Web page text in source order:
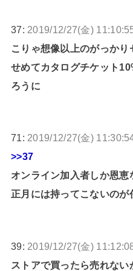
37: 2019/12/27(金)
こりゃ想像以上のがっかり
せめてカタログチケット
ろうに
71: 2019/12/27(金)
>>37
オンライン加入者しか恩恵
正月には持ってこないのが
39: 2019/12/27(金)
ストアで買ったら売れない